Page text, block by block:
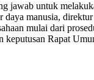
jawab untuk
manusia,
mulai dari
keputusan Rapat